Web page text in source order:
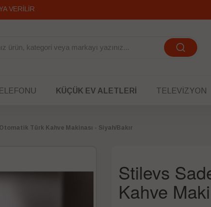
KÜÇÜK EV ALETLERI TELEVIZYON
Türk Kahve Makinası - Siyah/Bakır
Stilevs
Kahve